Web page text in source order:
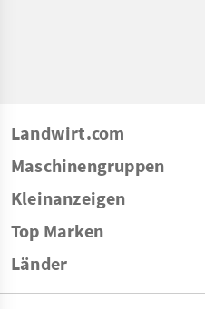
Landwirt.com
Maschinengruppen
Kleinanzeigen
Top Marken
Länder